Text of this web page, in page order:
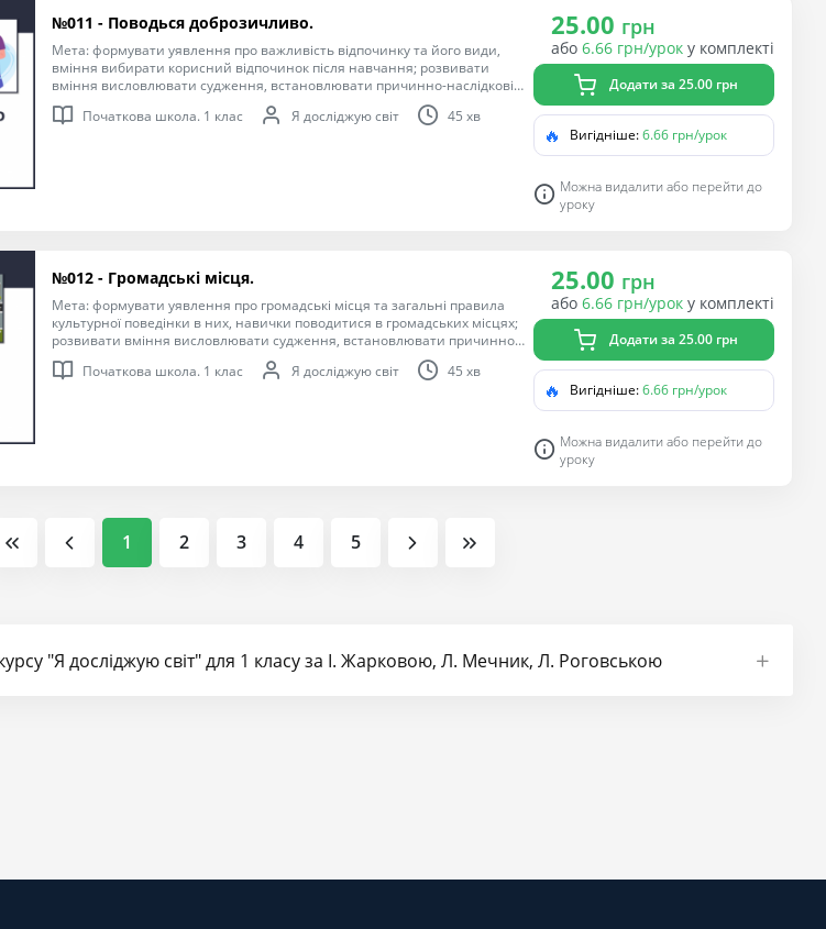
№011 - Поводься доброзичливо.
Мета: формувати уявлення про важливість відпочинку та його види,
вміння вибирати корисний відпочинок після навчання; розвивати
вміння висловлювати судження, встановлювати причинно-наслідкові
зв’язки, формулювати висновки; виховувати відповідальність за свою
поведінку.Початкова школа. 1 клас Я досліджую світ 45 хв
25.00 грн
або 6.66 грн/урок у комплекті
Додати за 25.00 грн
🔥 Вигідніше:6.66 грн/урок
Можна видалити або перейти до
уроку
№012 - Громадські місця.
Мета: формувати уявлення про громадські місця та загальні правила
культурної поведінки в них, навички поводитися в громадських місцях;
розвивати вміння висловлювати судження, встановлювати причинно
наслідкові зв’язки, формулювати висновки; виховувати
відповідальність за свою поведінку в громадських місцях.
Початкова школа. 1 клас Я досліджую світ 45 хв
25.00 грн
або 6.66 грн/урок у комплекті
Додати за 25.00 грн
🔥 Вигідніше:6.66 грн/урок
Можна видалити або перейти до
уроку
1 2 3 4 5
"Я досліджую світ" для 1 класу за І. Жарковою, Л. Мечник, Л. Роговською